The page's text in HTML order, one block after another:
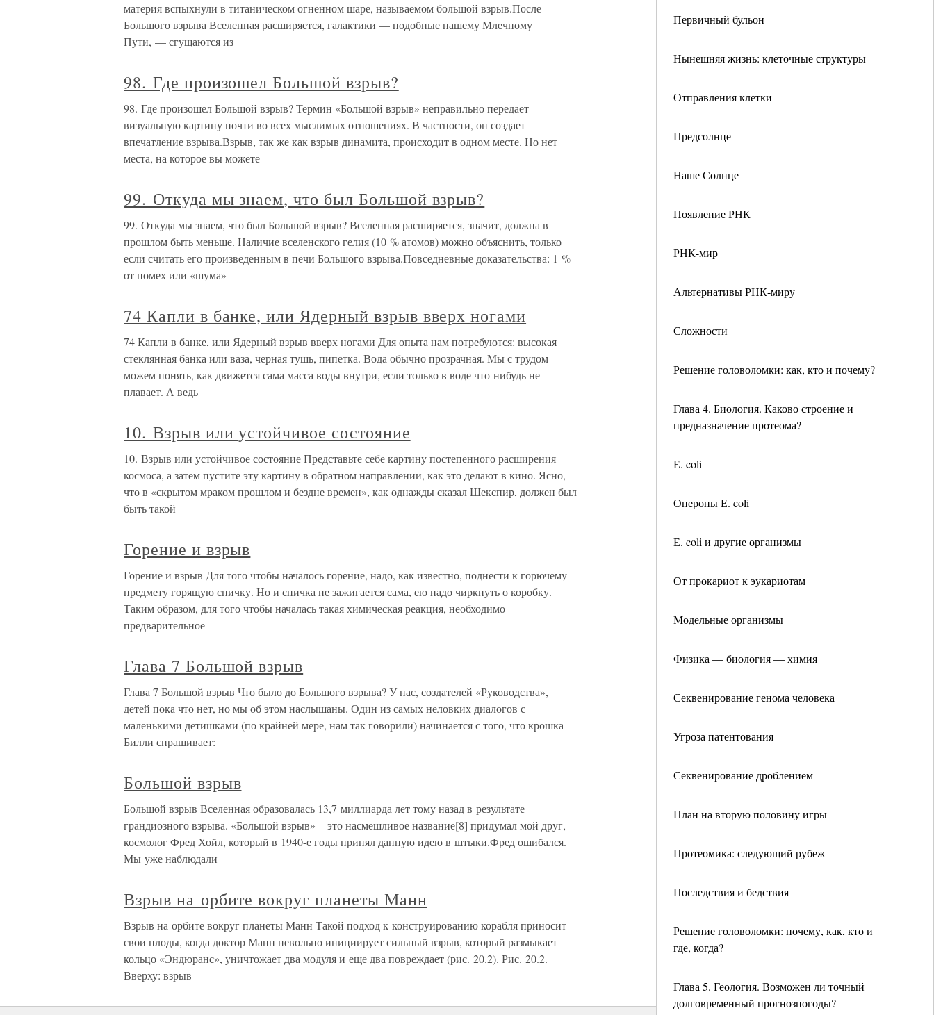
Первичный бульон
Нынешняя жизнь: клеточные структуры
Отправления клетки
Предсолнце
Наше Солнце
Появление РНК
РНК-мир
Альтернативы РНК-миру
Сложности
Решение головоломки: как, кто и почему?
Глава 4. Биология. Каково строение и
предназначение протеома?
Е. coli
Опероны Е. coli
Е. coli и другие организмы
От прокариот к эукариотам
Модельные организмы
Физика — биология — химия
Секвенирование генома человека
Угроза патентования
Секвенирование дроблением
План на вторую половину игры
Протеомика: следующий рубеж
Последствия и бедствия
Решение головоломки: почему, как, кто и
где, когда?
Глава 5. Геология. Возможен ли точный
долговременный прогнозпогоды?
материя вспыхнули в титаническом огненном шаре, называемом большой взрыв.После
Большого взрыва Вселенная расширяется, галактики — подобные нашему Млечному
Пути, — сгущаются из
98. Где произошел Большой взрыв?
98. Где произошел Большой взрыв? Термин «Большой взрыв» неправильно передает
визуальную картину почти во всех мыслимых отношениях. В частности, он создает
впечатление взрыва.Взрыв, так же как взрыв динамита, происходит в одном месте. Но нет
места, на которое вы можете
99. Откуда мы знаем, что был Большой взрыв?
99. Откуда мы знаем, что был Большой взрыв? Вселенная расширяется, значит, должна в
прошлом быть меньше. Наличие вселенского гелия (10 % атомов) можно объяснить, только
если считать его произведенным в печи Большого взрыва.Повседневные доказательства: 1 %
от помех или «шума»
74 Капли в банке, или Ядерный взрыв вверх ногами
74 Капли в банке, или Ядерный взрыв вверх ногами Для опыта нам потребуются: высокая
стеклянная банка или ваза, черная тушь, пипетка. Вода обычно прозрачная. Мы с трудом
можем понять, как движется сама масса воды внутри, если только в воде что-нибудь не
плавает. А ведь
10. Взрыв или устойчивое состояние
10. Взрыв или устойчивое состояние Представьте себе картину постепенного расширения
космоса, а затем пустите эту картину в обратном направлении, как это делают в кино. Ясно,
что в «скрытом мраком прошлом и бездне времен», как однажды сказал Шекспир, должен был
быть такой
Горение и взрыв
Горение и взрыв Для того чтобы началось горение, надо, как известно, поднести к горючему
предмету горящую спичку. Но и спичка не зажигается сама, ею надо чиркнуть о коробку.
Таким образом, для того чтобы началась такая химическая реакция, необходимо
предварительное
Глава 7 Большой взрыв
Глава 7 Большой взрыв Что было до Большого взрыва? У нас, создателей «Руководства»,
детей пока что нет, но мы об этом наслышаны. Один из самых неловких диалогов с
маленькими детишками (по крайней мере, нам так говорили) начинается с того, что крошка
Билли спрашивает:
Большой взрыв
Большой взрыв Вселенная образовалась 13,7 миллиарда лет тому назад в результате
грандиозного взрыва. «Большой взрыв» – это насмешливое название[8] придумал мой друг,
космолог Фред Хойл, который в 1940-е годы принял данную идею в штыки.Фред ошибался.
Мы уже наблюдали
Взрыв на орбите вокруг планеты Манн
Взрыв на орбите вокруг планеты Манн Такой подход к конструированию корабля приносит
свои плоды, когда доктор Манн невольно инициирует сильный взрыв, который размыкает
кольцо «Эндюранс», уничтожает два модуля и еще два повреждает (рис. 20.2). Рис. 20.2.
Вверху: взрыв